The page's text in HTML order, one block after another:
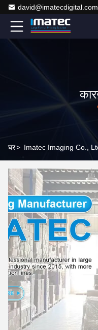
david@imatecdigital.com
घर> Imatec Imaging Co.,